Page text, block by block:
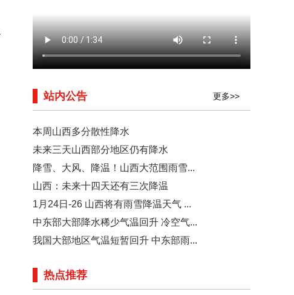
站内公告 更多>>
本周山西多分散性降水
未来三天山西部分地区仍有降水
降雪、大风、降温！山西大范围雨雪...
山西：未来十四天还有三次降温
1月24日-26 山西将有雨雪降温天气 ...
中东部大部降水稀少气温回升 冷空气...
我国大部地区气温短暂回升 中东部雨...
热点推荐